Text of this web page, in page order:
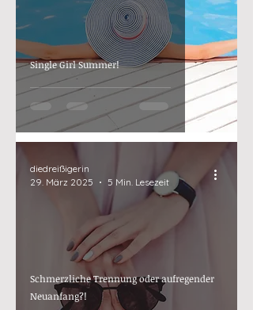
Single Girl Summer!
Schmerzliche Trennung oder aufregender
Neuanfang?!
diedreißigerin
29. März 2025
5 Min. Lesezeit